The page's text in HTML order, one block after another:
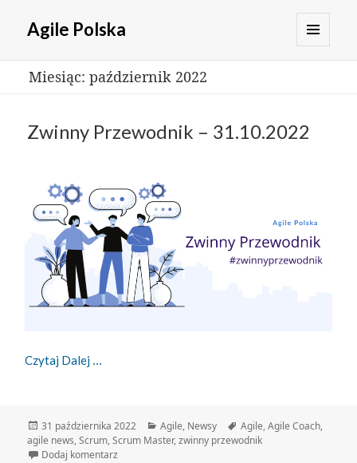
Agile Polska
Miesiąc: październik 2022
Zwinny Przewodnik – 31.10.2022
Czytaj Dalej
Data
publikacji
31 października 2022 Kategorie
Agile, Newsy Tagi
Agile,Agile Coach,
agile news,Scrum,Scrum Master,zwinny przewodnik
Dodaj komentarz